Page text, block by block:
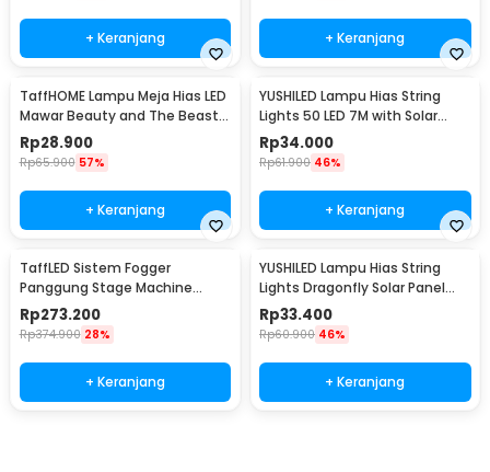
+ Keranjang + Keranjang
TaffHOME Lampu Meja Hias LED
Mawar Beauty and The Beast
Warm White - AC01
Rp28.900
Rp65.900 57%
+ Keranjang
YUSHILED Lampu Hias String
Lights 50 LED 7M with Solar
Panel - M072
Rp34.000
Rp61.900 46%
+ Keranjang
TaffLED Sistem Fogger
Panggung Stage Machine
Ejector with RGB LED - KY-
LED500
Rp273.200
Rp374.900 28%
+ Keranjang
YUSHILED Lampu Hias String
Lights Dragonfly Solar Panel
IP65 8 Modes 20 LED - M088
Rp33.400
Rp60.900 46%
+ Keranjang